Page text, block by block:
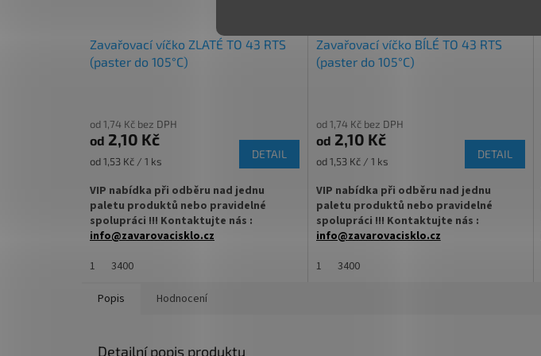
objednejteZDE
✅Paletu za výhodnější cenu
Zavařovací víčko ZLATÉ TO 43 RTS
(paster do 105°C)
od 1,74 Kč bez DPH
od 2,10 Kč
Měrná
od 1,53 Kč / 1 ks
DETAIL
VIP nabídka při odběru nad jednu
paletu produktů nebo pravidelné
spolupráci !!! Kontaktujte nás :
info@zavarovacisklo.cz
✅
Víčko na sklenici s uzávěrem typu Twist
1 3400
Zavařovací víčko BÍLÉ TO 43 RTS
(paster do 105°C)
od 1,74 Kč bez DPH
od 2,10 Kč
Měrná
od 1,53 Kč / 1 ks
DETAIL
VIP nabídka při odběru nad jednu
paletu produktů nebo pravidelné
spolupráci !!! Kontaktujte nás :
info@zavarovacisklo.cz
✅
Víčko na sklenici s uzávěrem typu Twist
1 3400
Popis Hodnocení
Detailní popis produktu